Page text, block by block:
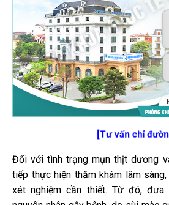
[Tư vấn chỉ
Đối với tình trạng mụn thịt dương
tiếp thực hiện thăm khám lâm
xét nghiệm cần thiết. Từ đó, đưa